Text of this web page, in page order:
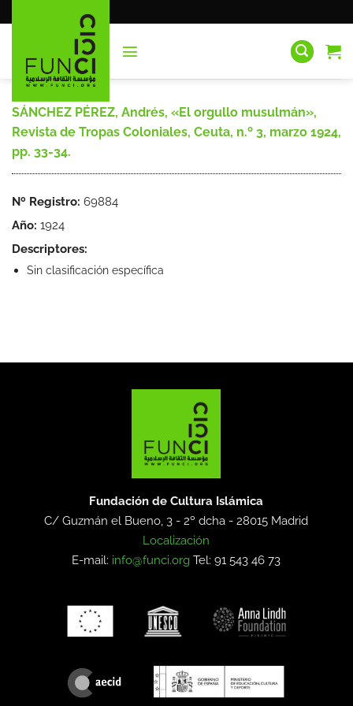
al
SÁNCHEZ PÉREZ, Andrés, «El orgullo musulmán»,
Revista de Tropas Coloniales, Ceuta, n.º 3, marzo 1924,
pp. 33-34.
Nº Registro: 69884
Año: 1924
Descriptores:
Sin clasificación específica
Fundación de Cultura Islámica
C/ Guzmán el Bueno, 3 - 2º dcha -28015 Madrid
Localización
E-mail: info@funci.org Tel: 91 543 46 73